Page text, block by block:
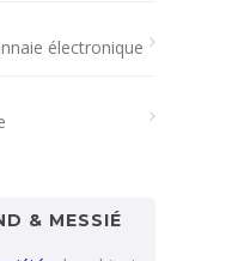
électronique
& MESSIÉ